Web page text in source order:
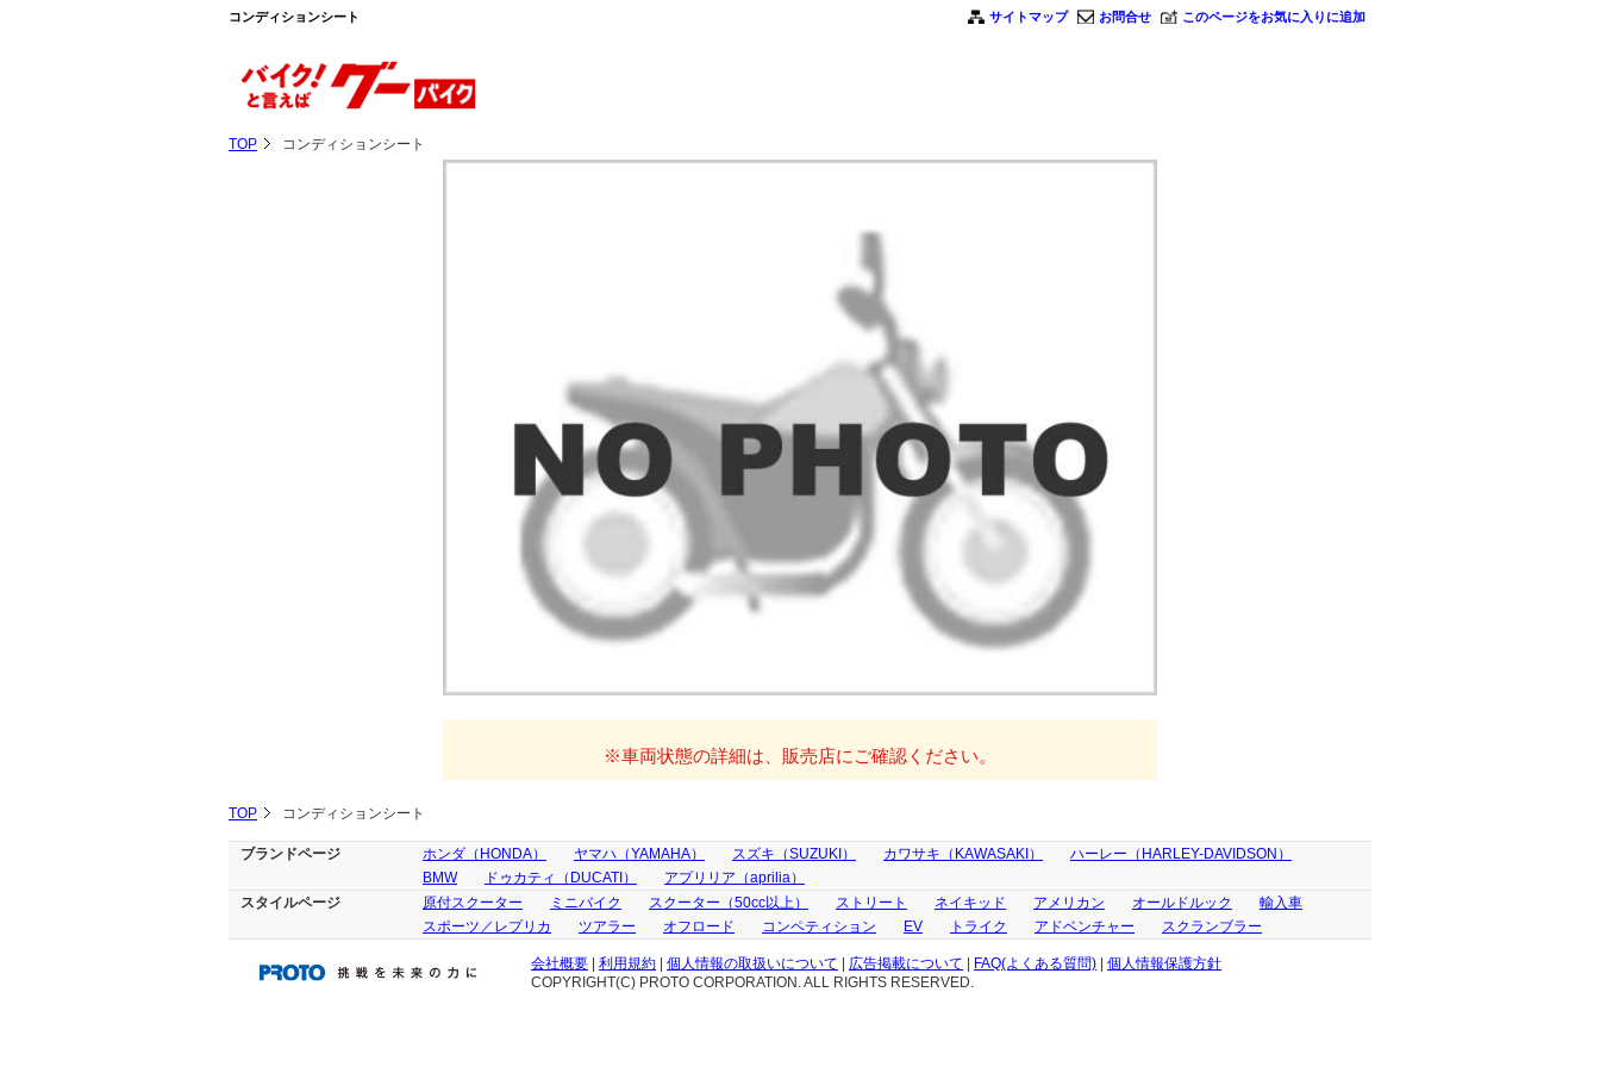
コンディションシート サイトマップ お問合せ このページをお気に入りに追加
TOP コンディションシート
※車両状態の詳細は、販売店にご確認ください。
TOP コンディションシート
ブランドページ ホンダ（HONDA） ヤマハ（YAMAHA） スズキ（SUZUKI） カワサキ（KAWASAKI）
ハーレー（HARLEY-DAVIDSON）
BMW
ドゥカティ（DUCATI）
アプリリア（aprilia）
スタイルページ
原付スクーター ミニバイク スクーター（50cc以上） ストリート ネイキッド アメリカン オールドルック
輸入車
スポーツ／レプリカ
ツアラー オフロード コンペティション EV トライク アドベンチャー スクランブラー
会社概要 利用規約 個人情報の取扱いについて 広告掲載について FAQ(よくある質問)
個人情報保護方針
COPYRIGHT(C) PROTO CORPORATION. ALL RIGHTS RESERVED.